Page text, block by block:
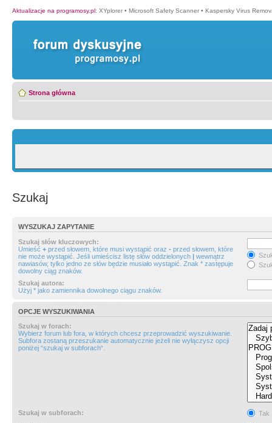
Aktualizacje na programosy.pl: XYplorer • Microsoft Safety Scanner • Kaspersky Virus
Strona główna
Szukaj
WYSZUKAJ ZAPYTANIE
Szukaj słów kluczowych:
Umieść + przed słowem, które musi wystąpić oraz - przed słowem, które
nie może wystąpić. Jeśli umieścisz listę słów oddzielonych | wewnątrz
nawiasów, tylko jedno ze słów będzie musiało wystąpić. Znak * zastępuje
dowolny ciąg znaków.
Szukaj autora:
Użyj * jako zamiennika dowolnego ciągu znaków.
OPCJE WYSZUKIWANIA
Szukaj w forach:
Wybierz forum lub fora, w których chcesz przeprowadzić wyszukiwanie.
Subfora zostaną przeszukanie automatycznie jeżeli nie wyłączysz opcji
poniżej “szukaj w subforach“.
Szukaj w subforach:
Tak